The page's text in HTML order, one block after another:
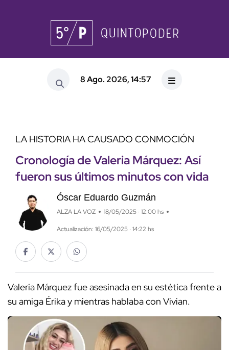
8 Ago. 2026, 14:57
LA HISTORIA HA CAUSADO CONMOCIÓN
Cronología de Valeria Márquez: Así
fueron sus últimos minutos con vida
Óscar Eduardo Guzmán
ALZA LA VOZ 18/05/2025 · 12:00 hs
Actualización: 16/05/2025 · 14:22 hs
Valeria Márquez fue asesinada en su estética frente a
su amiga Érika y mientras hablaba con Vivian.